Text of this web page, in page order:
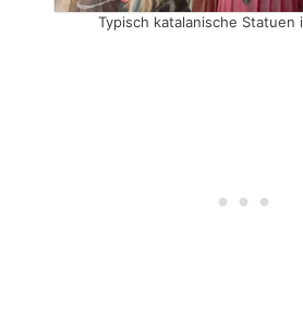
Typisch katalanische Statuen